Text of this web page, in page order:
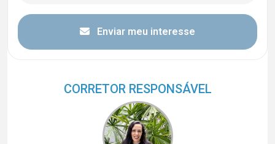
Enviar meu interesse
CORRETOR RESPONSÁVEL